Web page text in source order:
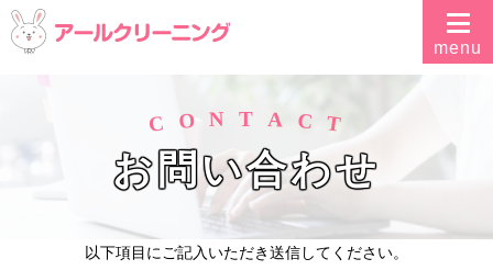
C O N T A C T
お問い合わせ
以下項目にご記入いただき送信してください。